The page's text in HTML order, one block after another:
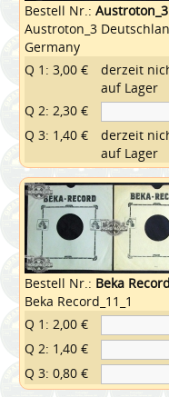
Bestell Nr.:Austroton_3
Austroton_3
Germany
Q 1: 3,00 €
derzeit
auf Lager
Q 2: 2,30 €
Q 3: 1,40 €
derzeit
auf Lager
Bestell Nr.: Beka
Beka Record_11_1
Q 1: 2,00 €
Q 2: 1,40 €
Q 3: 0,80 €